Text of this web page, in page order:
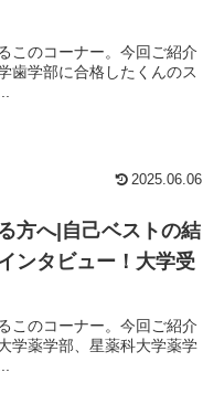
このコーナー。今回ご紹介
歯学部に合格したくんのス
2025.06.06
方へ|自己ベストの結
ンタビュー！大学受
このコーナー。今回ご紹介
学薬学部、星薬科大学薬学